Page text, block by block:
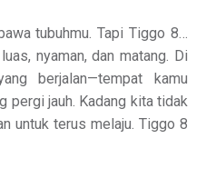
tubuhmu. Tapi Tiggo 8…
nyaman, dan matang. Di
berjalan—tempat kamu
pergi jauh. Kadang kita tidak
untuk terus melaju. Tiggo 8